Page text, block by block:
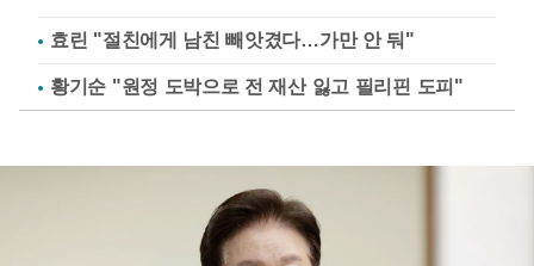
효린 "절친에게 남친 빼앗겼다…가만 안 둬"
황기순 "원정 도박으로 전 재산 잃고 필리핀 도피"